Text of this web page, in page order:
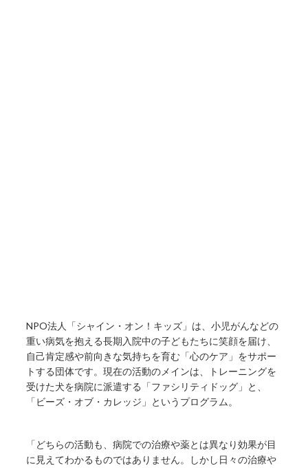
NPO法人「シャイン・オン！キッズ」は、小児がんなどの
重い病気を抱える長期入院中の子どもたちに笑顔を届け、
自己肯定感や前向きな気持ちを育む「心のケア」をサポー
トする団体です。現在の活動のメインは、トレーニングを
受けた犬を病院に派遣する「ファシリティドッグ」と、
「ビーズ・オブ・カレッジ」というプログラム。
「どちらの活動も、病院での治療や薬とは異なり効果が目
に見えてわかるものではありません。しかし日々の治療や